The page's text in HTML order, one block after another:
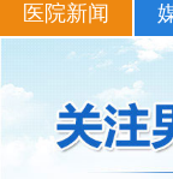
医院新闻